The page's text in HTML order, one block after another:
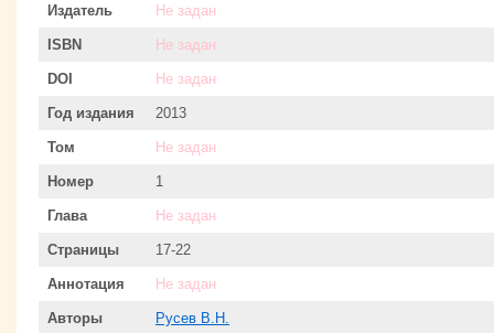
Издатель Не задан
ISBN Не задан
DOI Не задан
Год издания 2013
Том Не задан
Номер 1
Глава Не задан
Страницы 17-22
Аннотация Не задан
Авторы Русев В.Н.